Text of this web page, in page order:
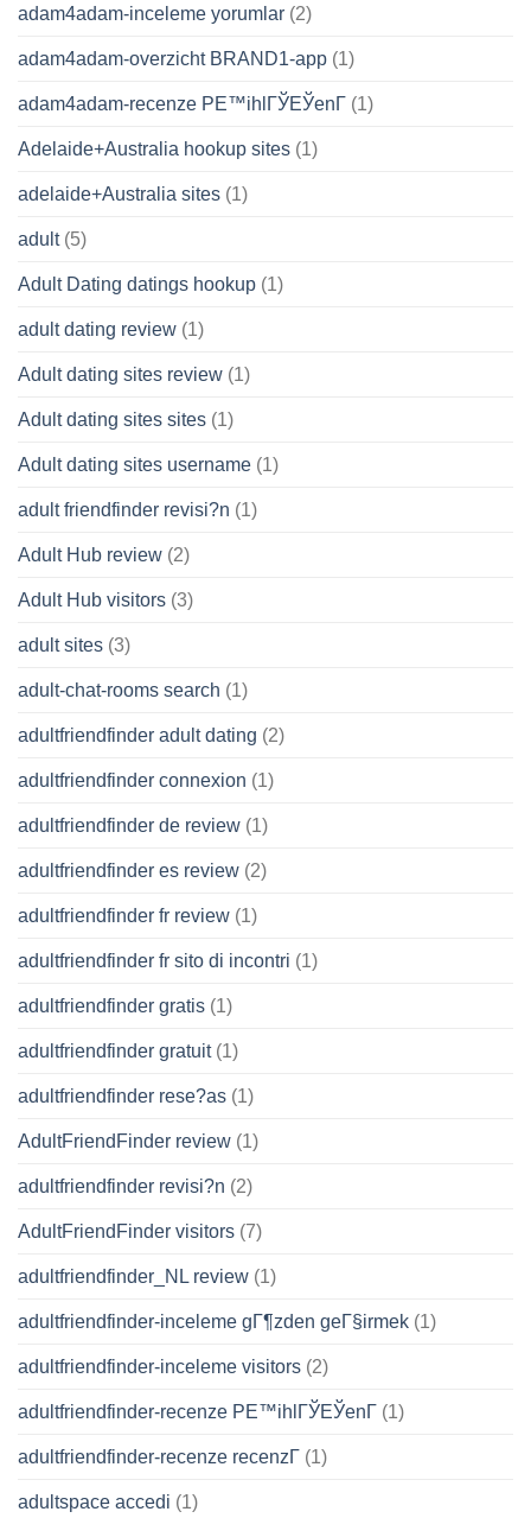
adam4adam-inceleme yorumlar (2)
adam4adam-overzicht BRAND1-app (1)
adam4adam-recenze PЕ™ihlГЎЕЎenГ­ (1)
Adelaide+Australia hookup sites (1)
adelaide+Australia sites (1)
adult(5)
Adult Dating datings hookup (1)
adult dating review (1)
Adult dating sites review (1)
Adult dating sites sites (1)
Adult dating sites username (1)
adult friendfinder revisi?n (1)
Adult Hub review (2)
Adult Hub visitors (3)
adult sites (3)
adult-chat-rooms search (1)
adultfriendfinder adult dating (2)
adultfriendfinder connexion (1)
adultfriendfinder de review (1)
adultfriendfinder es review (2)
adultfriendfinder fr review (1)
adultfriendfinder fr sito di incontri (1)
adultfriendfinder gratis (1)
adultfriendfinder gratuit(1)
adultfriendfinder rese?as (1)
AdultFriendFinder review (1)
adultfriendfinder revisi?n (2)
AdultFriendFinder visitors (7)
adultfriendfinder_NL review (1)
adultfriendfinder-inceleme gГ¶zden geГ§irmek (1)
adultfriendfinder-inceleme visitors (2)
adultfriendfinder-recenze PЕ™ihlГЎЕЎenГ­ (1)
adultfriendfinder-recenze recenzГ­ (1)
adultspace accedi (1)